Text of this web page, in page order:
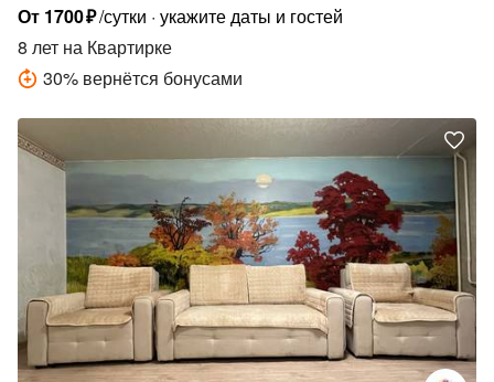
От 1700₽/сутки укажите даты и гостей
8 лет на Квартирке
30% вернётся бонусами